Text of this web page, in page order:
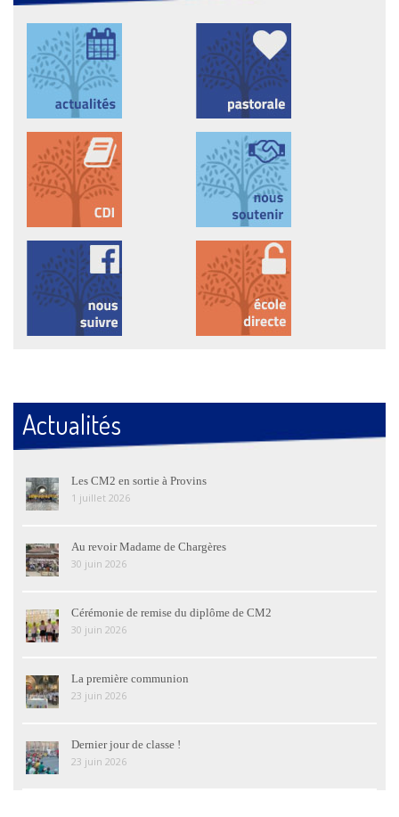
Actualités
Les CM2 en sortie à Provins
1 juillet 2026
Au revoir Madame de Chargères
30 juin 2026
Cérémonie de remise du diplôme de CM2
30 juin 2026
La première communion
23 juin 2026
Dernier jour de classe !
23 juin 2026